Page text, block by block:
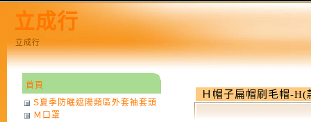
立成行
立成行
Ｈ帽子扁帽刷毛帽-
首頁
S夏季防曬遮陽類區外套袖套頭
巾
Ｍ口罩